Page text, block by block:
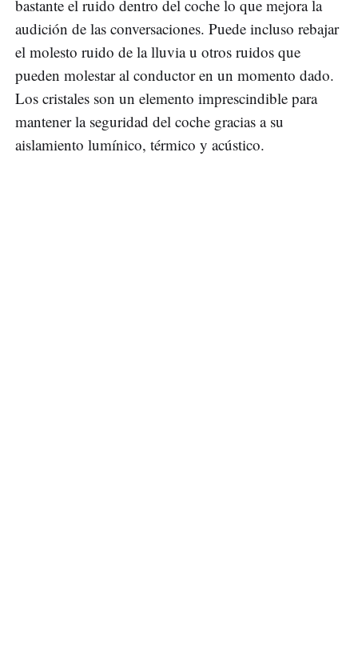
bastante el ruido dentro del coche lo que mejora la
audición de las conversaciones. Puede incluso rebajar
el molesto ruido de la lluvia u otros ruidos que
pueden molestar al conductor en un momento dado.
Los cristales son un elemento imprescindible para
mantener la seguridad del coche gracias a su
aislamiento lumínico, térmico y acústico.